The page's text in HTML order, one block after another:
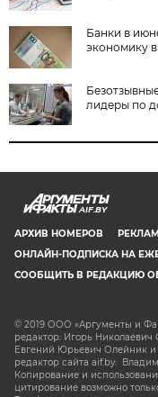
Банки в
экономику
лидеры по
AIF.BY
АРХИВ НОМЕРОВ
ОНЛАЙН-ПОДПИСКА НА
СООБЩИТЬ В РЕДАКЦИЮ
© 2019 ООО «Аргументы и
редактор: Игорь Николаевич
Евгений Юрьевич Олейник
редактор сайта aif.by:
Копирование и
цитирование возможно